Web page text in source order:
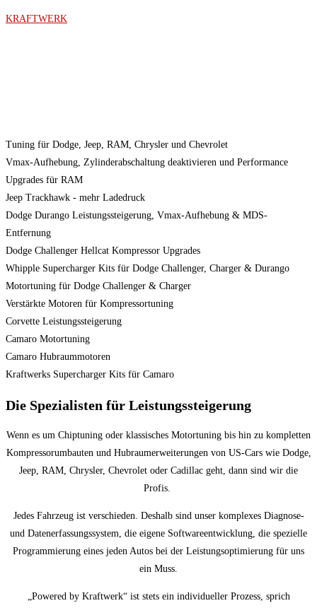
Zum
KRAFTWERK
Tuning für Dodge, Jeep, RAM, Chrysler und Chevrolet
Vmax-Aufhebung, Zylinderabschaltung deaktivieren und Performance
Upgrades für RAM
Jeep Trackhawk - mehr Ladedruck
Dodge Durango Leistungssteigerung, Vmax-Aufhebung & MDS-
Entfernung
Dodge Challenger Hellcat Kompressor Upgrades
Whipple Supercharger Kits für Dodge Challenger, Charger & Durango
Motortuning für Dodge Challenger & Charger
Verstärkte Motoren für Kompressortuning
Corvette Leistungssteigerung
Camaro Motortuning
Camaro Hubraummotoren
Kraftwerks Supercharger Kits für Camaro
Die Spezialisten für Leistungssteigerung
Wenn es um Chiptuning oder klassisches Motortuning bis hin zu kompletten
Kompressorumbauten und Hubraumerweiterungen von US-Cars wie Dodge,
Jeep, RAM, Chrysler, Chevrolet oder Cadillac geht, dann sind wir die
Profis.
Jedes Fahrzeug ist verschieden. Deshalb sind unser komplexes Diagnose-
und Datenerfassungssystem, die eigene Softwareentwicklung, die spezielle
Programmierung eines jeden Autos bei der Leistungsoptimierung für uns
ein Muss.
„Powered by Kraftwerk“ ist stets ein individueller Prozess, sprich